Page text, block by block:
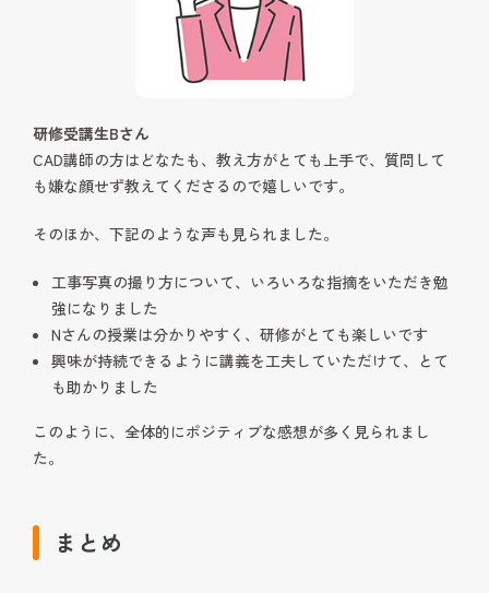
研修受講生Bさん
CAD講師の方はどなたも、教え方がとても上手で、質問して
も嫌な顔せず教えてくださるので嬉しいです。
そのほか、下記のような声も見られました。
工事写真の撮り方について、いろいろな指摘をいただき勉
強になりました
Nさんの授業は分かりやすく、研修がとても楽しいです
興味が持続できるように講義を工夫していただけて、とて
も助かりました
このように、全体的にポジティブな感想が多く見られまし
た。
まとめ